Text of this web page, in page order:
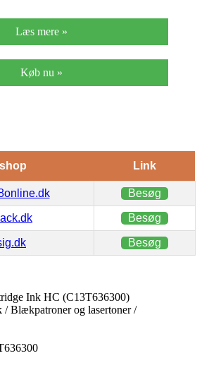
Læs mere »
Køb nu »
Link
Besøg
Besøg
Besøg
Ink HC (C13T636300)
/ Blækpatroner og lasertoner /